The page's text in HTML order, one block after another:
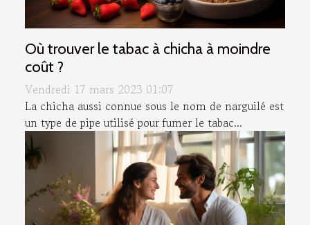
Où trouver le tabac à chicha à moindre
coût ?
Vendredi 17 mars 2023 01:07
La chicha aussi connue sous le nom de narguilé est
un type de pipe utilisé pour fumer le tabac...